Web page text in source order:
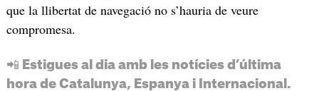
que la llibertat de navegació no s’hauria de veure
compromesa.
📲 Estigues al dia amb les notícies d’última
hora de Catalunya, Espanya i Internacional.